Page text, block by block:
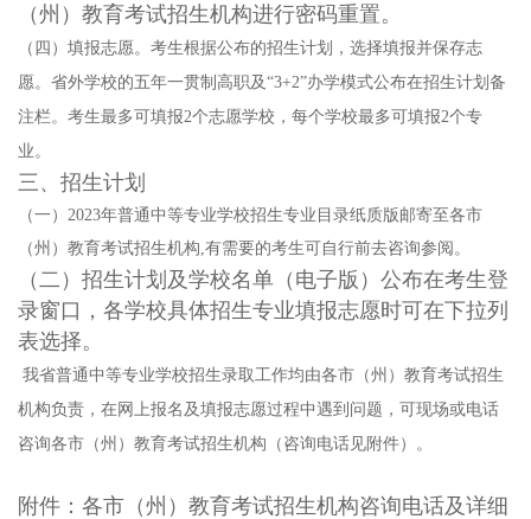
（州）教育考试招生机构进行密码重置。
（四）填报志愿。 考生根据公布的招生计划，选择填报并保存志
愿。省外学校的五年一贯制高职及“3+2”办学模式公布在招生计划备
注栏。考生最多可填报2个志愿学校，每个学校最多可填报2个专
业。
三、招生计划
（一）2023年普通中等专业学校招生专业目录纸质版邮寄至各市
（州）教育考试招生机构,有需要的考生可自行前去咨询参阅。
（二）招生计划及学校名单（电子版）公布在考生登
录窗口，各学校具体招生专业填报志愿时可在下拉列
表选择。
我省普通中等专业学校招生录取工作均由各市（州）教育考试招生
机构负责，在网上报名及填报志愿过程中遇到问题，可现场或电话
咨询各市（州）教育考试招生机构（咨询电话见附件）。
附件：各市（州）教育考试招生机构咨询电话及详细